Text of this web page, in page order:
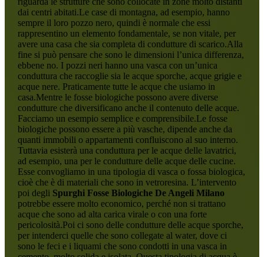
dai centri abitati.Le case di montagna, ad esempio, hanno
sempre il loro pozzo nero, quindi è normale che essi
rappresentino un elemento fondamentale, se non vitale, per
avere una casa che sia completa di condutture di scarico.Alla
fine si può pensare che sono le dimensioni l’unica differenza,
ebbene no. I pozzi neri hanno una vasca con un’unica
conduttura che raccoglie sia le acque sporche, acque grigie e
acque nere. Praticamente tutte le acque che usiamo in
casa.Mentre le fosse biologiche possono avere diverse
condutture che diversificano anche il contenuto delle acque.
Facciamo un esempio semplice e comprensibile.Le fosse
biologiche possono essere a più vasche, dipende anche da
quanti immobili o appartamenti confluiscono al suo interno.
Tuttavia esisterà una conduttura per le acque delle lavatrici,
ad esempio, una per le condutture delle acque delle cucine.
Esse convogliamo in una tipologia di vasca o fossa biologica,
cioè che è di materiali che sono in vetroresina. L’intervento
poi degli Spurghi Fosse Biologiche De Angeli Milano
potrebbe essere molto economico, perché non si trattano
acque che sono ad alta carica virale o con una forte
pericolosità.Poi ci sono delle condutture delle acque sporche,
per intenderci quelle che sono collegate al water, dove ci
sono le feci e i liquami che sono condotti in una vasca in